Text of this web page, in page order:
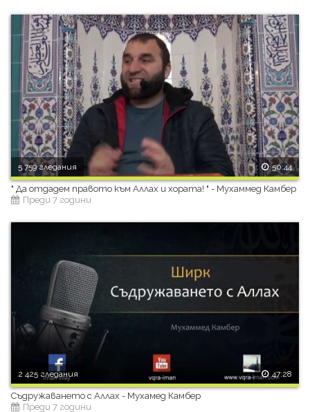
5 759 гледания 50:44
" Да отдадем правото към Аллах и хората! " - Мухаммед Камбер
Преди 7 години
2 425 гледания 47:28
Съдружаването с Аллах - Мухамед Камбер
Преди 7 години